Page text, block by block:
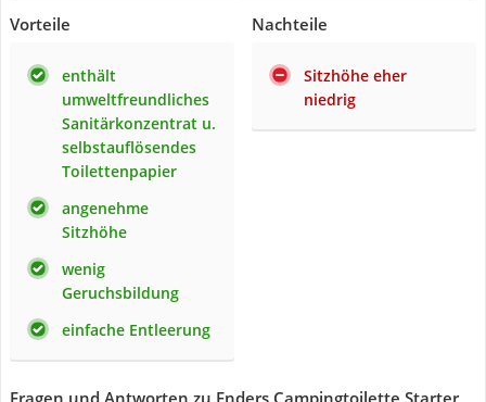
Vorteile
enthält
umweltfreundliches
Sanitärkonzentrat u.
selbstauflösendes
Toilettenpapier
angenehme
Sitzhöhe
wenig
Geruchsbildung
einfache Entleerung
Nachteile
Sitzhöhe eher
niedrig
Fragen und Antworten zu Enders Campingtoilette Starter